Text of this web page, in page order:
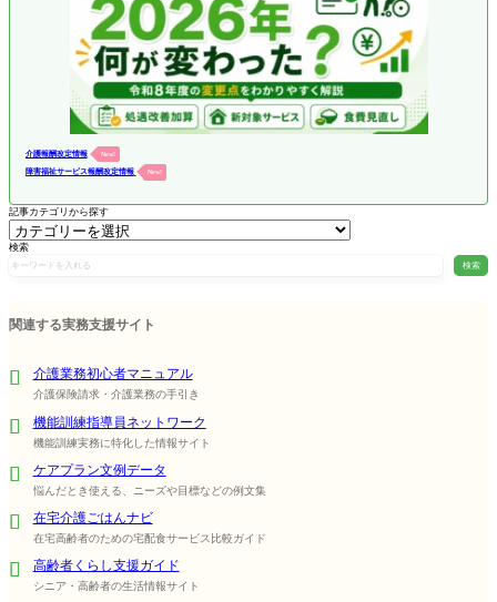
介護報酬改定情報 New!
障害福祉サービス報酬改定情報 New!
記事カテゴリから探す
検索
検索
関連する実務支援サイト
介護業務初心者マニュアル
介護保険請求・介護業務の手引き
機能訓練指導員ネットワーク
機能訓練実務に特化した情報サイト
ケアプラン文例データ
悩んだとき使える、ニーズや目標などの例文集
在宅介護ごはんナビ
在宅高齢者のための宅配食サービス比較ガイド
高齢者くらし支援ガイド
シニア・高齢者の生活情報サイト